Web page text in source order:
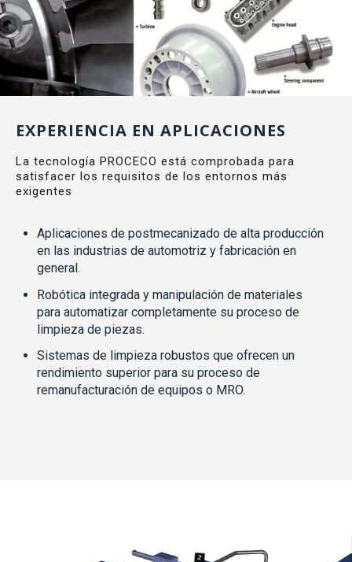
EXPERIENCIA EN APLICACIONES
La tecnología PROCECO está comprobada para
satisfacer los requisitos de los entornos más
exigentes
Aplicaciones de postmecanizado de alta producción
en las industrias de automotriz y fabricación en
general.
Robótica integrada y manipulación de materiales
para automatizar completamente su proceso de
limpieza de piezas.
Sistemas de limpieza robustos que ofrecen un
rendimiento superior para su proceso de
remanufacturación de equipos o MRO.